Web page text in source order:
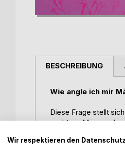
BESCHREIBUNG
Wie angle ich mir
Diese Frage stellt
sucht sie Männer, die
Deshalb erstellt sie,
der sie sich als
Wir respektieren den Datenschutz